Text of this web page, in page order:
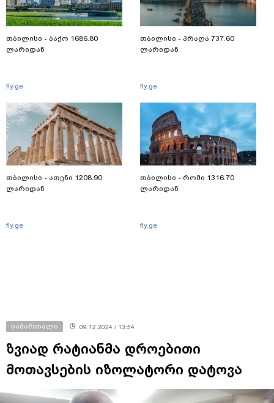
თბილისი - ბაქო 1686.80
ლარიდან
fly.ge
თბილისი - ათენი 1208.90
ლარიდან
fly.ge
თბილისი - პრაღა 737.60
ლარიდან
fly.ge
თბილისი - რომი 1316.70
ლარიდან
fly.ge
სამართალი 09.12.2024 / 13:54
ზვიად რატიანმა დროებითი
მოთავსების იზოლატორი დატოვა